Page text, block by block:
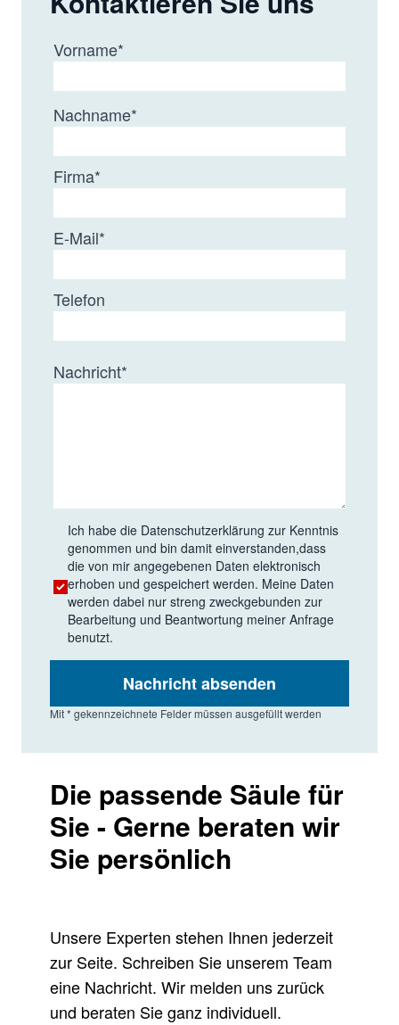
Vorname*
Nachname*
Firma*
E-Mail*
Telefon
Nachricht*
Ich habe die Datenschutzerklärung zur Kenntnis
genommen und bin damit einverstanden,dass
die von mir angegebenen Daten elektronisch
erhoben und gespeichert werden. Meine Daten
werden dabei nur streng zweckgebunden zur
Bearbeitung und Beantwortung meiner Anfrage
benutzt.
Nachricht absenden
Mit * gekennzeichnete Felder müssen ausgefüllt werden
Die passende Säule für
Sie - Gerne beraten wir
Sie persönlich
Unsere Experten stehen Ihnen jederzeit
zur Seite. Schreiben Sie unserem Team
eine Nachricht. Wir melden uns zurück
und beraten Sie ganz individuell.